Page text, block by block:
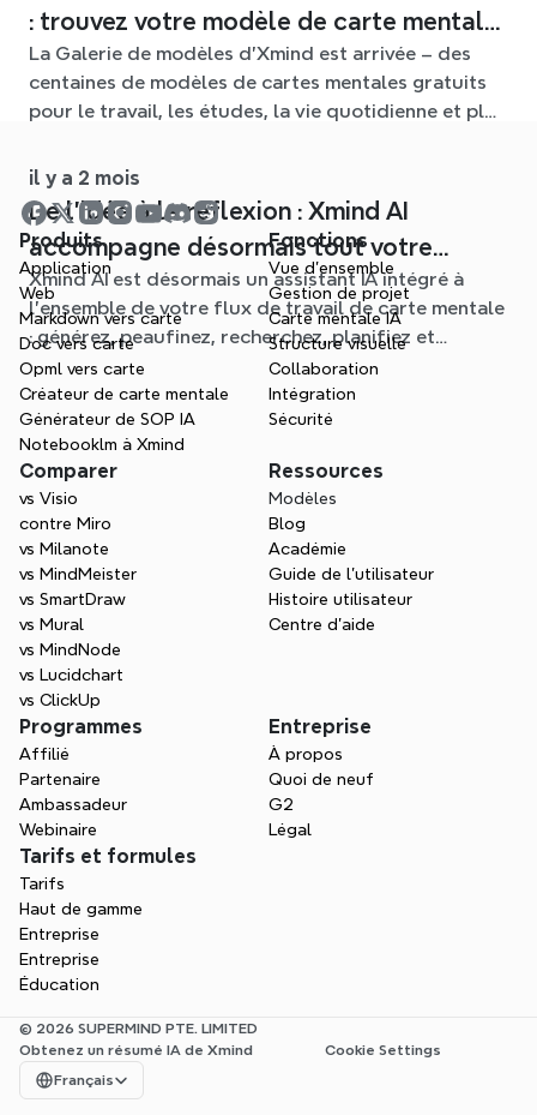
: trouvez votre modèle de carte mentale
pour chaque situation
La Galerie de modèles d'Xmind est arrivée – des
centaines de modèles de cartes mentales gratuits
pour le travail, les études, la vie quotidienne et plus
la page blanche.
il y a 2 mois
De l'idée à la réflexion : Xmind AI
accompagne désormais tout votre
processus de carte mentale
Xmind AI est désormais un assistant IA intégré à
l'ensemble de votre flux de travail de carte mentale
: générez, peaufinez, recherchez, planifiez et
exportez, le tout sans quitter votre Schéma.
Produits
Application
Web
Markdown vers carte
Doc vers carte
Opml vers carte
Créateur de carte mentale
Générateur de SOP IA
Notebooklm à Xmind
Fonctions
Vue d'ensemble
Gestion de projet
Carte mentale IA
Structure visuelle
Collaboration
Intégration
Sécurité
Comparer
vs Visio
contre Miro
vs Milanote
vs MindMeister
vs SmartDraw
vs Mural
vs MindNode
vs Lucidchart
vs ClickUp
Ressources
Modèles
Blog
Académie
Guide de l’utilisateur
Histoire utilisateur
Centre d'aide
Programmes
Affilié
Partenaire
Ambassadeur
Webinaire
Entreprise
À propos
Quoi de neuf
G2
Légal
Tarifs et formules
Tarifs
Haut de gamme
Entreprise
Entreprise
Éducation
© 2026 SUPERMIND PTE. LIMITED
Obtenez un résumé IA de Xmind
Cookie Settings
Select Language
Français